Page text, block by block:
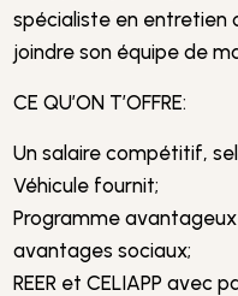
spécialiste en entretien
joindre son équipe de
CE QU’ON T’OFFRE:
Un salaire compétitif,
Véhicule fournit;
Programme
avantages sociaux;
REER et CELIAPP avec